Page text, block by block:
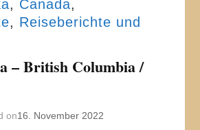
, Canada,
, Reiseberichte und
– British Columbia /
on16. November 2022